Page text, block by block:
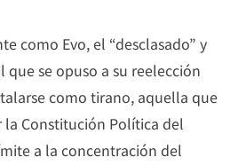
como Evo, el “desclasado” y
que se opuso a su reelección
como tirano, aquella que
Constitución Política del
a la concentración del